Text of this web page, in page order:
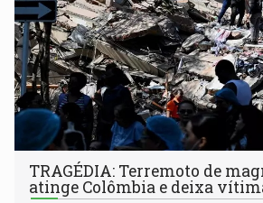
TRAGÉDIA: Terremoto de
atinge Colômbia e deixa